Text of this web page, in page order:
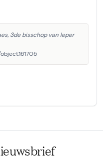
3de bisschop van Ieper